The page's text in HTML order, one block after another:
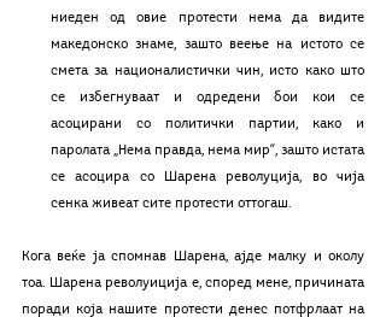
ниеден од овие протести нема да видите
македонско знаме, зашто веење на истото се
смета за националистички чин, исто како што
се избегнуваат и одредени бои кои се
асоцирани со политички партии, како и
паролата „Нема правда, нема мир“, зашто истата
се асоцира со Шарена револуција, во чија
сенка живеат сите протести оттогаш.
Кога веќе ја спомнав Шарена, ајде малку и околу
тоа. Шарена револуиција е, според мене, причината
поради која нашите протести денес потфрлаат на